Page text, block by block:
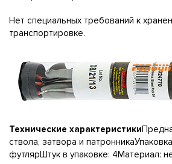
Нет специальных требований к
транспортировке.
Технические характеристики
ствола, затвора и
футлярШтук в упаковке: 4Материал: